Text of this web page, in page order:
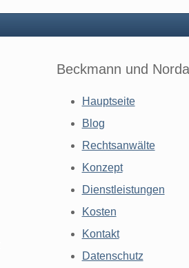
Beckmann und
Hauptseite
Blog
Rechtsanwälte
Konzept
Dienstleistungen
Kosten
Kontakt
Datenschutz